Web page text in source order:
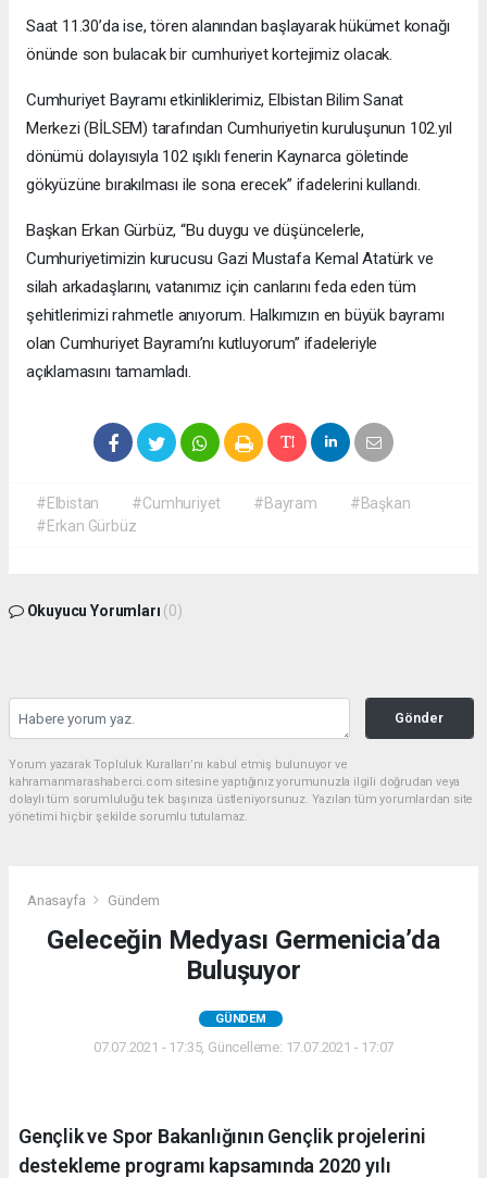
Saat 11.30’da ise, tören alanından başlayarak hükümet konağı
önünde son bulacak bir cumhuriyet kortejimiz olacak.
Cumhuriyet Bayramı etkinliklerimiz, Elbistan Bilim Sanat
Merkezi (BİLSEM) tarafından Cumhuriyetin kuruluşunun 102.yıl
dönümü dolayısıyla 102 ışıklı fenerin Kaynarca göletinde
gökyüzüne bırakılması ile sona erecek” ifadelerini kullandı.
Başkan Erkan Gürbüz, “Bu duygu ve düşüncelerle,
Cumhuriyetimizin kurucusu Gazi Mustafa Kemal Atatürk ve
silah arkadaşlarını, vatanımız için canlarını feda eden tüm
şehitlerimizi rahmetle anıyorum. Halkımızın en büyük bayramı
olan Cumhuriyet Bayramı’nı kutluyorum” ifadeleriyle
açıklamasını tamamladı.
#Elbistan #Cumhuriyet #Bayram
#Başkan
#Erkan Gürbüz
Okuyucu Yorumları (0)
Gönder
Yorum yazarak Topluluk Kuralları’nı kabul etmiş bulunuyor ve
kahramanmarashaberci.com sitesine yaptığınız yorumunuzla ilgili doğrudan veya
dolaylı tüm sorumluluğu tek başınıza üstleniyorsunuz. Yazılan tüm yorumlardan site
yönetimi hiçbir şekilde sorumlu tutulamaz.
Anasayfa Gündem
Geleceğin Medyası Germenicia’da
Buluşuyor
GÜNDEM
07.07.2021 - 17:35, Güncelleme: 17.07.2021 - 17:07
Gençlik ve Spor Bakanlığının Gençlik projelerini
destekleme programı kapsamında 2020 yılı